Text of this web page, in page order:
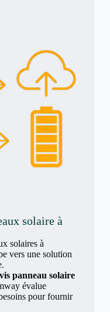
solaire à
solaires à
vers une solution
panneau solaire
évalue
pour fournir